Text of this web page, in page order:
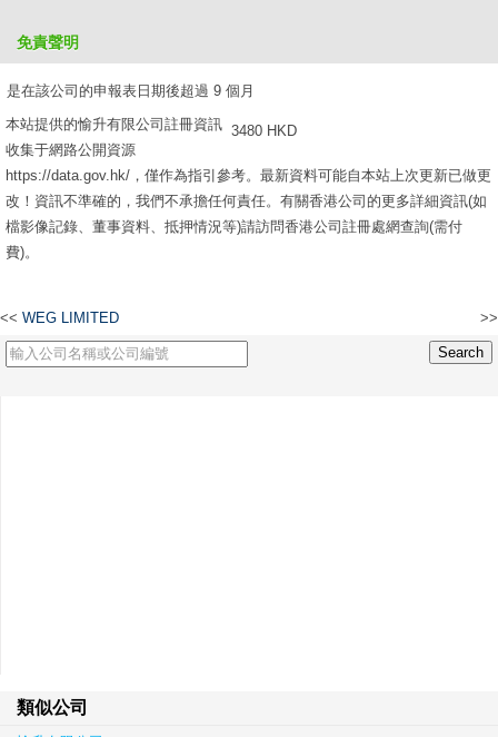
是在該公司的申報表日期後超過 9 個月
3480 HKD
免責聲明
本站提供的愉升有限公司註冊資訊
收集于網路公開資源
https://data.gov.hk/，僅作為指引參考。最新資料可能自本站上次更新已做更
改！資訊不準確的，我們不承擔任何責任。有關香港公司的更多詳細資訊(如
檔影像記錄、董事資料、抵押情況等)請訪問香港公司註冊處網查詢(需付
費)。
<< WEG LIMITED >>
類似公司